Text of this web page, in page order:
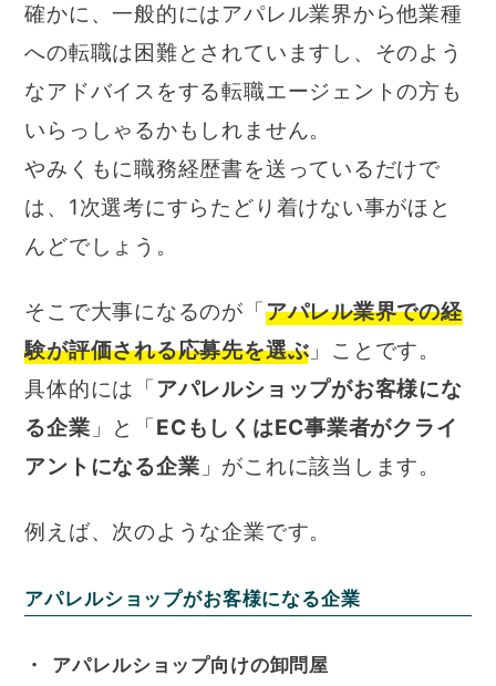
確かに、一般的にはアパレル業界から他業種
への転職は困難とされていますし、そのよう
なアドバイスをする転職エージェントの方も
いらっしゃるかもしれません。
やみくもに職務経歴書を送っているだけで
は、1次選考にすらたどり着けない事がほと
んどでしょう。
そこで大事になるのが「アパレル業界での経
験が評価される応募先を選ぶ 」ことです。
具体的には「 アパレルショップがお客様にな
る企業 」と「ECもしくはEC事業者がクライ
アントになる企業 」がこれに該当します。
例えば、次のような企業です。
アパレルショップがお客様になる企業
アパレルショップ向けの卸問屋